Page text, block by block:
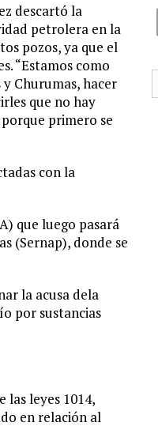
descartó la
petrolera en la
pozos, ya que el
“Estamos como
Churumas, hacer
que no hay
primero se
con la
que luego pasará
(Sernap), donde se
la acusa dela
por sustancias
leyes 1014,
en relación al